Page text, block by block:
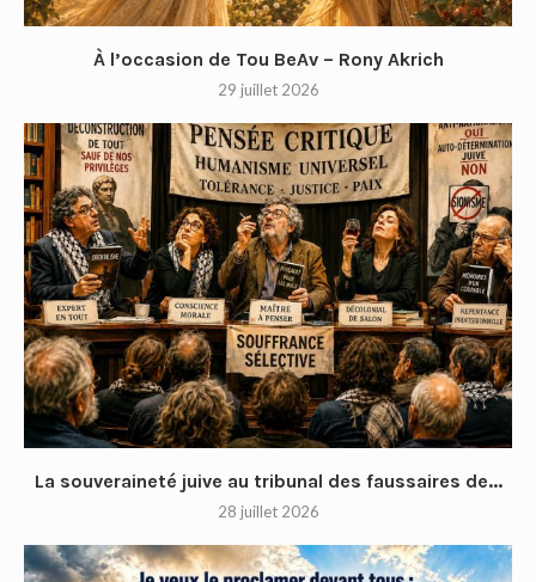
À l’occasion de Tou BeAv – Rony Akrich
29 juillet 2026
La souveraineté juive au tribunal des faussaires de...
28 juillet 2026